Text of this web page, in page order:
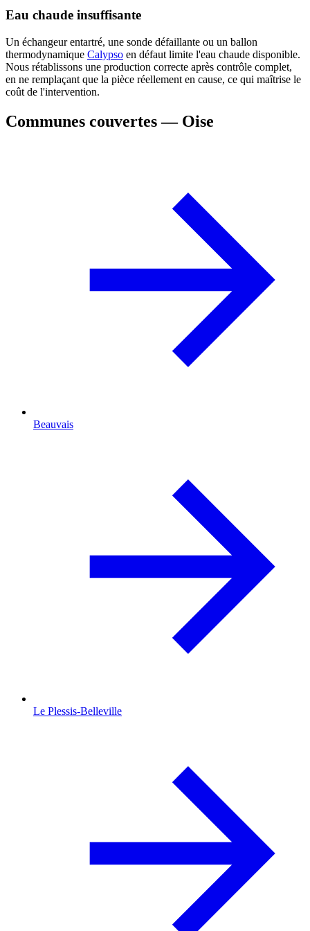
Eau chaude insuffisante
Un échangeur entartré, une sonde défaillante ou un ballon
thermodynamique Calypso en défaut limite l'eau chaude disponible.
Nous rétablissons une production correcte après contrôle complet,
en ne remplaçant que la pièce réellement en cause, ce qui maîtrise le
coût de l'intervention.
Communes couvertes — Oise
Beauvais
Le Plessis-Belleville